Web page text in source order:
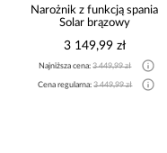
Narożnik z funkcją spania
Solar brązowy
3 149,99 zł
Najniższa cena:3 449,99 zł
Cena regularna:3 449,99 zł